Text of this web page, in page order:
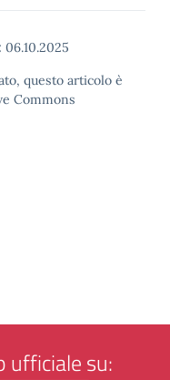
06.10.2025
questo articolo è
Commons
ufficiale su: